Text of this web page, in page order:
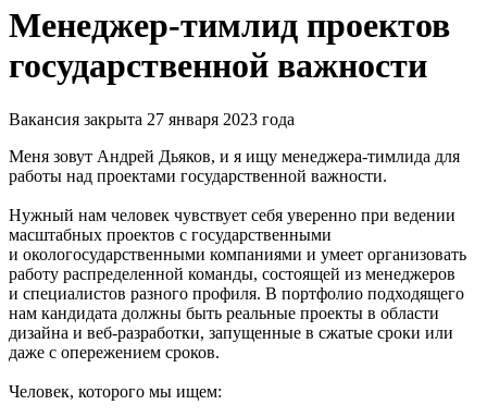
Менеджер-тимлид проектов
государственной важности
Вакансия закрыта 27 января 2023 года
Меня зовут Андрей Дьяков, и я ищу менеджера-тимлида для
работы над проектами государственной важности.
Нужный нам человек чувствует себя уверенно при ведении
масштабных проектов с государственными
и окологосударственными компаниями и умеет организовать
работу распределенной команды, состоящей из менеджеров
и специалистов разного профиля. В портфолио подходящего
нам кандидата должны быть реальные проекты в области
дизайна и веб-разработки, запущенные в сжатые сроки или
даже с опережением сроков.
Человек, которого мы ищем: